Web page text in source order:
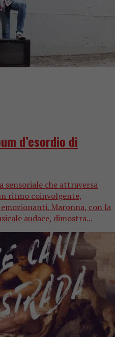
d’esordio di
sensoriale che attraversa
ritmo coinvolgente,
Maronna, con la
audace, dimostra...